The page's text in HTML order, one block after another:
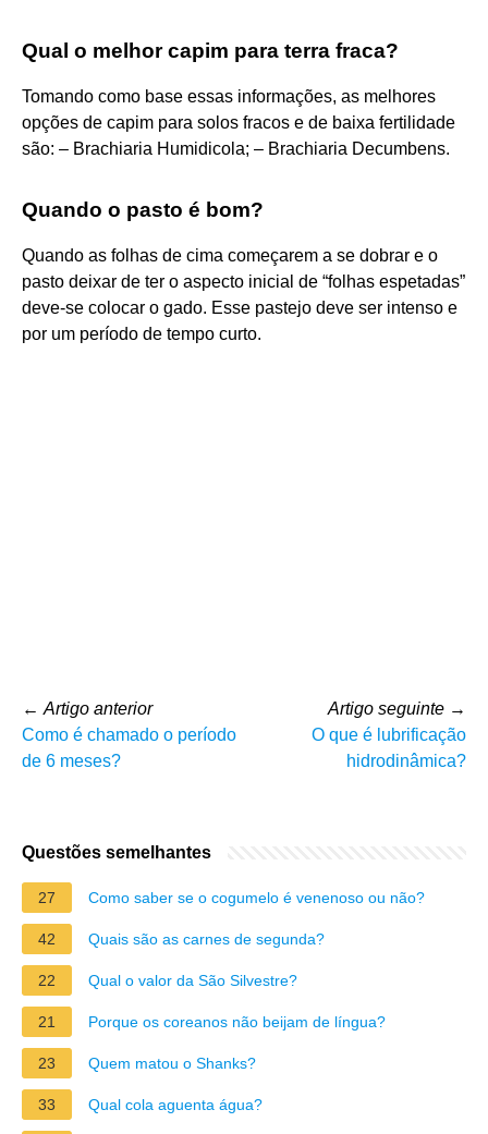
Qual o melhor capim para terra fraca?
Tomando como base essas informações, as melhores
opções de capim para solos fracos e de baixa fertilidade
são: – Brachiaria Humidicola; – Brachiaria Decumbens.
Quando o pasto é bom?
Quando as folhas de cima começarem a se dobrar e o
pasto deixar de ter o aspecto inicial de “folhas espetadas”
deve-se colocar o gado. Esse pastejo deve ser intenso e
por um período de tempo curto.
← Artigo anterior
Como é chamado o período
de 6 meses?
Artigo seguinte →
O que é lubrificação
hidrodinâmica?
Questões semelhantes
27 Como saber se o cogumelo é venenoso ou não?
42 Quais são as carnes de segunda?
22 Qual o valor da São Silvestre?
21 Porque os coreanos não beijam de língua?
23 Quem matou o Shanks?
33 Qual cola aguenta água?